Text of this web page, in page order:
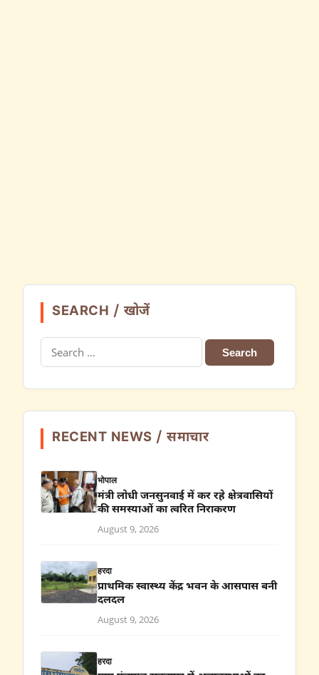
SEARCH / खोजें
Search
for:
RECENT NEWS / समाचार
भोपाल
मंत्री लोधी जनसुनवाई में कर रहे क्षेत्रवासियों
की समस्याओं का त्वरित निराकरण
August 9, 2026
हरदा
प्राथमिक स्वास्थ्य केंद्र भवन के आसपास बनी
दलदल
August 9, 2026
हरदा